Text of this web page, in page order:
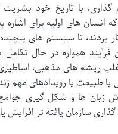
گذاری، با تاریخ خود
انسان های اولیه برای اشاره
بردند، تا سیستم های
همواره در حال تکامل
ریشه های مذهبی،
با طبیعت یا رویدادهای مهم
زبان ها و شکل گیری جوامع
سازمان یافته تر افزایش